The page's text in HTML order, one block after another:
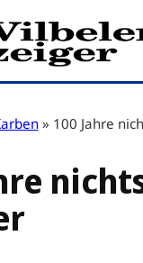
» 100 Jahre